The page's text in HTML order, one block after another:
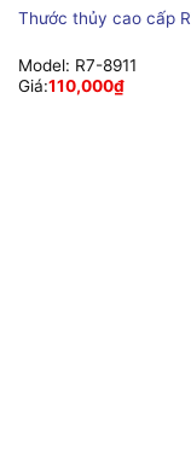
Thước thủy cao cấp
Model: R7-8911
Giá:110,000₫